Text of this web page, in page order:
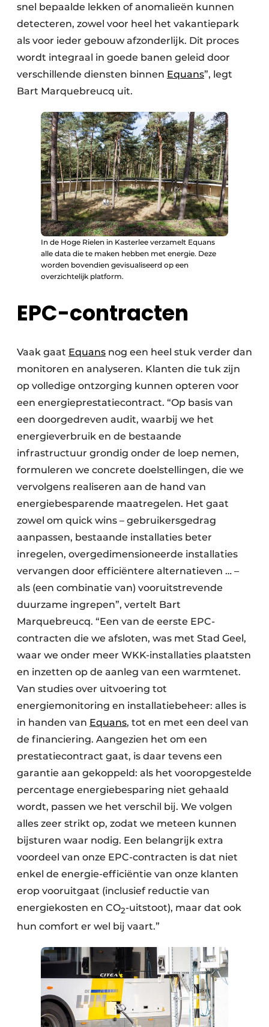
snel bepaalde lekken of anomalieën kunnen
detecteren, zowel voor heel het vakantiepark
als voor ieder gebouw afzonderlijk. Dit proces
wordt integraal in goede banen geleid door
verschillende diensten binnen Equans”, legt
Bart Marquebreucq uit.
In de Hoge Rielen in Kasterlee verzamelt Equans
alle data die te maken hebben met energie. Deze
worden bovendien gevisualiseerd op een
overzichtelijk platform.
EPC-contracten
Vaak gaat Equans nog een heel stuk verder dan
monitoren en analyseren. Klanten die tuk zijn
op volledige ontzorging kunnen opteren voor
een energieprestatiecontract. “Op basis van
een doorgedreven audit, waarbij we het
energieverbruik en de bestaande
infrastructuur grondig onder de loep nemen,
formuleren we concrete doelstellingen, die we
vervolgens realiseren aan de hand van
energiebesparende maatregelen. Het gaat
zowel om quick wins – gebruikersgedrag
aanpassen, bestaande installaties beter
inregelen, overgedimensioneerde installaties
vervangen door efficiëntere alternatieven … –
als (een combinatie van) vooruitstrevende
duurzame ingrepen”, vertelt Bart
Marquebreucq. “Een van de eerste EPC-
contracten die we afsloten, was met Stad Geel,
waar we onder meer WKK-installaties plaatsten
en inzetten op de aanleg van een warmtenet.
Van studies over uitvoering tot
energiemonitoring en installatiebeheer: alles is
in handen van Equans, tot en met een deel van
de financiering. Aangezien het om een
prestatiecontract gaat, is daar tevens een
garantie aan gekoppeld: als het vooropgestelde
percentage energiebesparing niet gehaald
wordt, passen we het verschil bij. We volgen
alles zeer strikt op, zodat we meteen kunnen
bijsturen waar nodig. Een belangrijk extra
voordeel van onze EPC-contracten is dat niet
enkel de energie-efficiëntie van onze klanten
erop vooruitgaat (inclusief reductie van
energiekosten en CO2-uitstoot), maar dat ook
hun comfort er wel bij vaart.”